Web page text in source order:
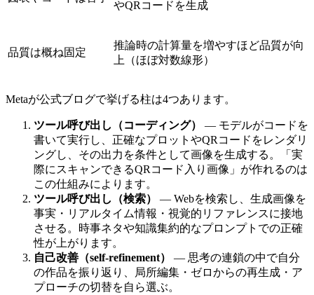
やQRコードを生成
品質は概ね固定
推論時の計算量を増やすほど品質が向
上（ほぼ対数線形）
Metaが公式ブログで挙げる柱は4つあります。
ツール呼び出し（コーディング）
— モデルがコードを
書いて実行し、正確なプロットやQRコードをレンダリ
ングし、その出力を条件として画像を生成する。「実
際にスキャンできるQRコード入り画像」が作れるのは
この仕組みによります。
ツール呼び出し（検索）
— Webを検索し、生成画像を
事実・リアルタイム情報・視覚的リファレンスに接地
させる。時事ネタや知識集約的なプロンプトでの正確
性が上がります。
自己改善（self-refinement）
— 思考の連鎖の中で自分
の作品を振り返り、局所編集・ゼロからの再生成・ア
プローチの切替を自ら選ぶ。